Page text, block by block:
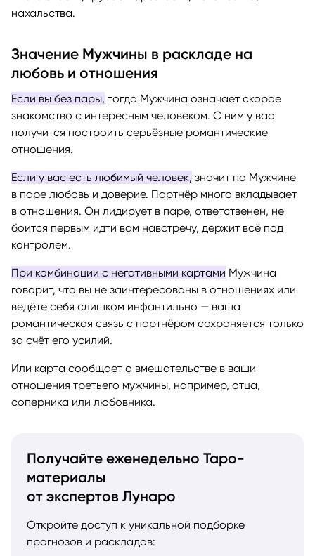
нахальства.
Значение Мужчины в раскладе на
любовь и отношения
Если вы без пары, тогда Мужчина означает скорое
знакомство с интересным человеком. С ним у вас
получится построить серьёзные романтические
отношения.
Если у вас есть любимый человек, значит по Мужчине
в паре любовь и доверие. Партнёр много вкладывает
в отношения. Он лидирует в паре, ответственен, не
боится первым идти вам навстречу, держит всё под
контролем.
При комбинации с негативными картами Мужчина
говорит, что вы не заинтересованы в отношениях или
ведёте себя слишком инфантильно — ваша
романтическая связь с партнёром сохраняется только
за счёт его усилий.
Или карта сообщает о вмешательстве в ваши
отношения третьего мужчины, например, отца,
соперника или любовника.
Получайте еженедельно Таро-
материалы
от экспертов Лунаро
Откройте доступ к уникальной подборке
прогнозов и раскладов: